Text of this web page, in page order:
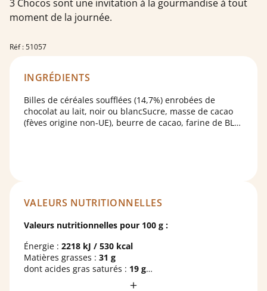
3 Chocos sont une invitation à la gourmandise à tout
moment de la journée.
Réf : 51057
INGRÉDIENTS
Billes de céréales soufflées (14,7%) enrobées de
chocolat au lait, noir ou blancSucre, masse de cacao
(fèves origine non-UE), beurre de cacao, farine de BLE
cacao 39% min. Chocolat blanc : cacao 27% min.
VALEURS NUTRITIONNELLES
Valeurs nutritionnelles pour 100 g :
Énergie : 2218 kJ / 530 kcal
Matières grasses : 31 g
dont acides gras saturés : 19 g